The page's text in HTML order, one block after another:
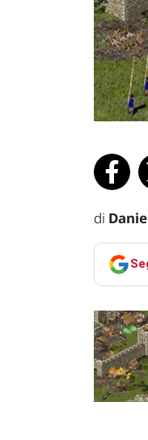
di